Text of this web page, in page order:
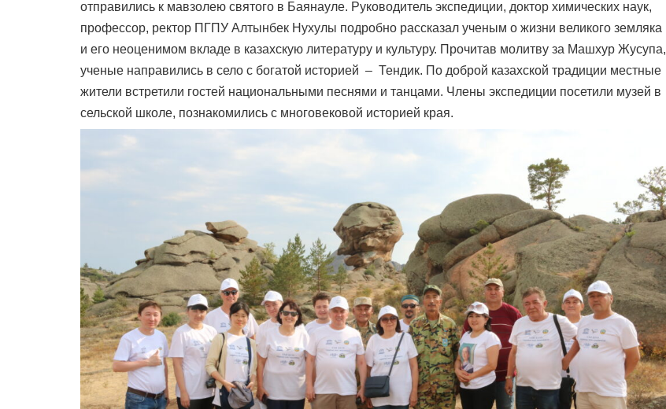
отправились к мавзолею святого в Баянауле. Руководитель экспедиции, доктор химических наук,
профессор, ректор ПГПУ Алтынбек Нухулы подробно рассказал ученым о жизни великого земляка
и его неоценимом вкладе в казахскую литературу и культуру. Прочитав молитву за Машхур Жусупа,
ученые направились в село с богатой историей – Тендик. По доброй казахской традиции местные
жители встретили гостей национальными песнями и танцами. Члены экспедиции посетили музей в
сельской школе, познакомились с многовековой историей края.